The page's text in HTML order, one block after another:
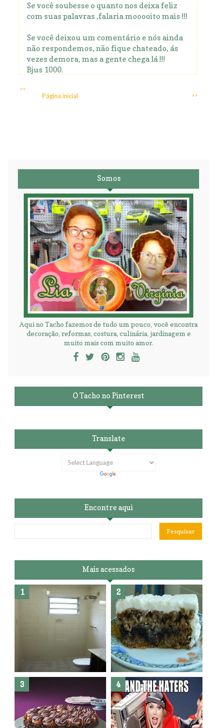
Se você soubesse o quanto nos deixa feliz
com suas palavras ,falaria mooooito mais !!!
Se você deixou um comentário e nós ainda
não respondemos, não fique chateado, ás
vezes demora, mas a gente chega lá !!!
Bjus 1000.
<<
>>
Página inicial
Somos
Aqui no Tacho fazemos de tudo um pouco, você encontra
decoração, reformas, costura, culinária, jardinagem e
muito mais com muito amor.
O Tacho no Pinterest
Translate
Encontre aqui
Mais acessados